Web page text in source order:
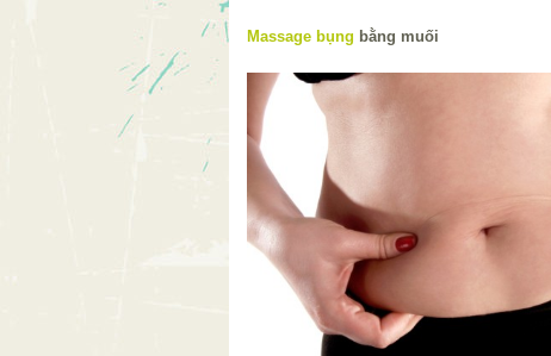
Massage bụng bằng muối